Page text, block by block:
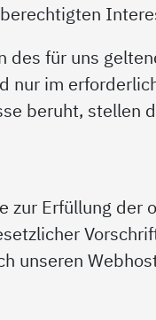
des für uns
nur im
beruht, stellen
zur Erfüllung der
unseren